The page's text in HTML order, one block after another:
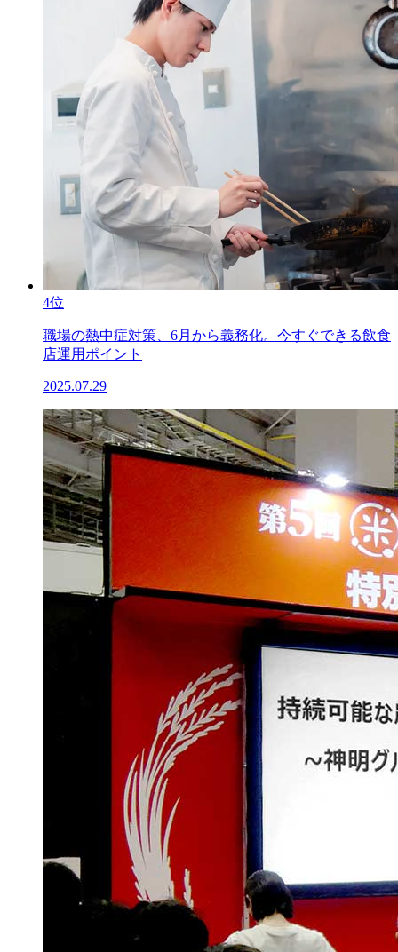
4位
職場の熱中症対策、6月から義務化。今すぐできる飲食
店運用ポイント
2025.07.29